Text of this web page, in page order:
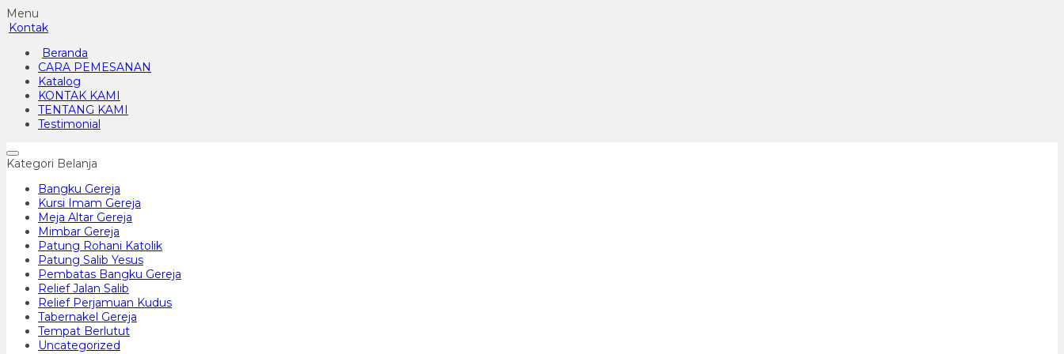
Menu
Kontak
Beranda
CARA PEMESANAN
Katalog
KONTAK KAMI
TENTANG KAMI
Testimonial
Kategori Belanja
Bangku Gereja
Kursi Imam Gereja
Meja Altar Gereja
Mimbar Gereja
Patung Rohani Katolik
Patung Salib Yesus
Pembatas Bangku Gereja
Relief Jalan Salib
Relief Perjamuan Kudus
Tabernakel Gereja
Tempat Berlutut
Uncategorized